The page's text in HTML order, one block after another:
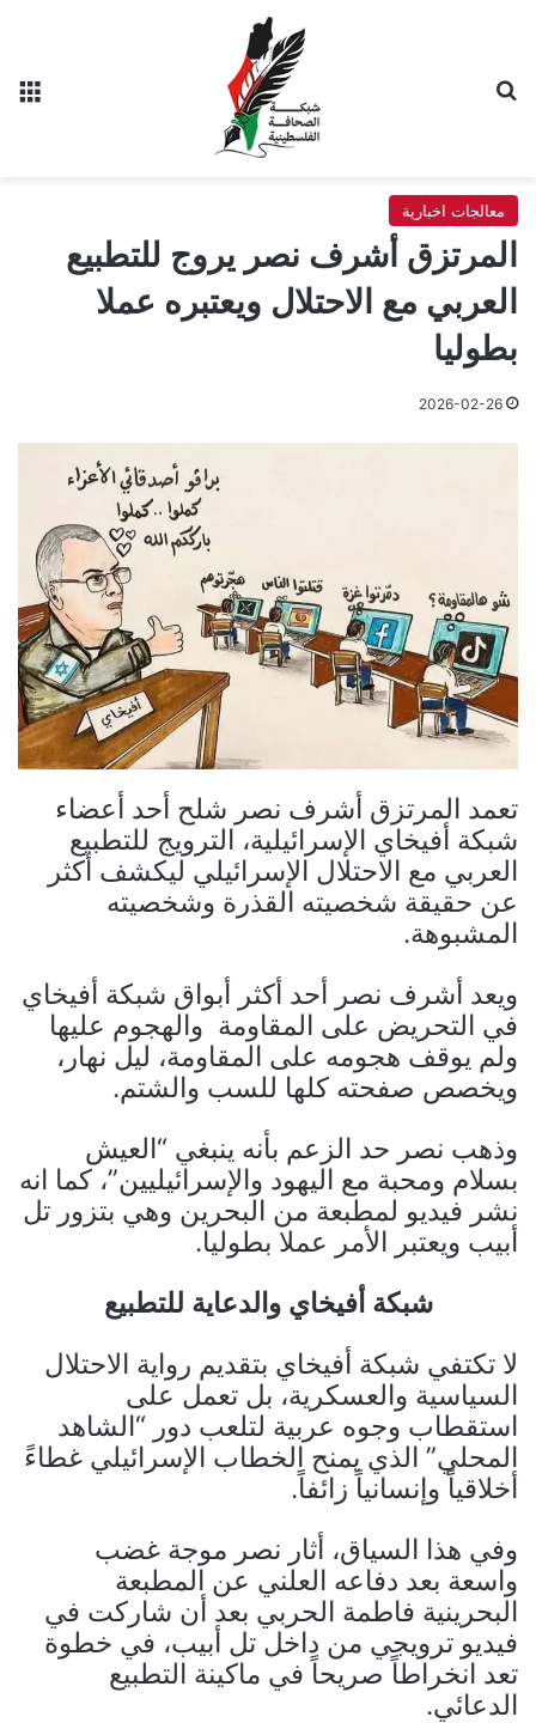
معالجات اخبارية
المرتزق أشرف نصر يروج للتطبيع
العربي مع الاحتلال ويعتبره عملا
بطوليا
2026-02-26
تعمد المرتزق أشرف نصر شلح أحد أعضاء
شبكة أفيخاي الإسرائيلية، الترويج للتطبيع
العربي مع الاحتلال الإسرائيلي ليكشف أكثر
عن حقيقة شخصيته القذرة وشخصيته
المشبوهة.
ويعد أشرف نصر أحد أكثر أبواق شبكة أفيخاي
في التحريض على المقاومة والهجوم عليها
ولم يوقف هجومه على المقاومة، ليل نهار،
ويخصص صفحته كلها للسب والشتم.
وذهب نصر حد الزعم بأنه ينبغي “العيش
بسلام ومحبة مع اليهود والإسرائيليين”، كما انه
نشر فيديو لمطبعة من البحرين وهي بتزور تل
أبيب ويعتبر الأمر عملا بطوليا.
شبكة أفيخاي والدعاية للتطبيع
لا تكتفي شبكة أفيخاي بتقديم رواية الاحتلال
السياسية والعسكرية، بل تعمل على
استقطاب وجوه عربية لتلعب دور “الشاهد
المحلي” الذي يمنح الخطاب الإسرائيلي غطاءً
أخلاقياً وإنسانياً زائفاً.
وفي هذا السياق، أثار نصر موجة غضب
واسعة بعد دفاعه العلني عن المطبعة
البحرينية فاطمة الحربي بعد أن شاركت في
فيديو ترويجي من داخل تل أبيب، في خطوة
تعد انخراطاً صريحاً في ماكينة التطبيع
الدعائي.